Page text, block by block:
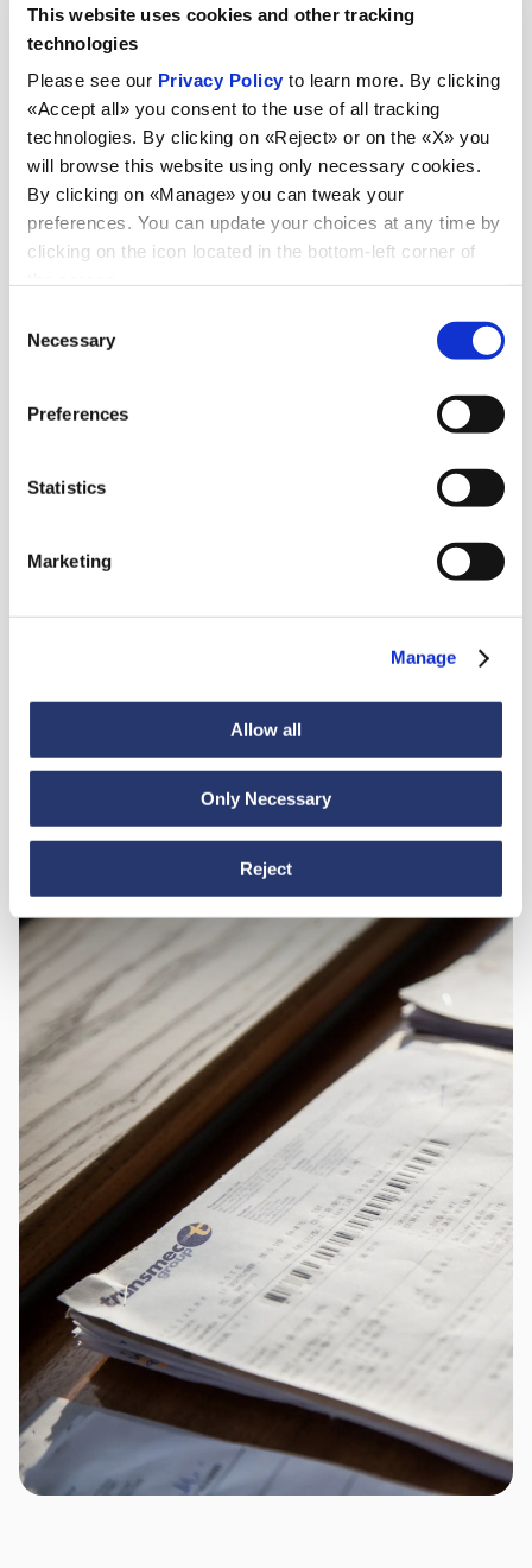
This website uses cookies and other tracking
technologies
Please see our Privacy Policy to learn more. By clicking
«Accept all» you consent to the use of all tracking
technologies. By clicking on «Reject» or on the «X» you
will browse this website using only necessary cookies.
By clicking on «Manage» you can tweak your
preferences. You can update your choices at any time by
clicking on the icon located in the bottom-left corner of
Selection
Necessary
Preferences
Statistics
Marketing
Manage
Allow all
Only Necessary
Reject
Transmec
01
Magazzino doganale di proprietà per deposito merci
allo stato estero
02 Pratiche doganali e deposito IVA
Gestione merci speciali: merci deperibili, merci
Assistenza e consulenza madrelingua dall'origine della
spedizione fino a destinazione